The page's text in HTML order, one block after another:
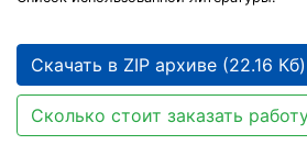
Скачать в ZIP архиве (22.16 Кб)
Сколько стоит заказать